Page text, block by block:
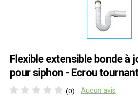
Flexible extensible bonde à
pour siphon - Ecrou
(0) Aucun avis